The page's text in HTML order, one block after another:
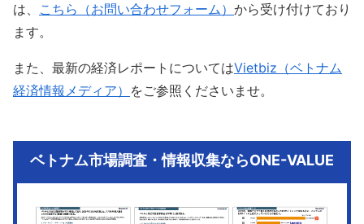
は、 こちら（お問い合わせフォーム） から受け付けており
ます。
また、最新の経済レポートについてはVietbiz（ベトナム
経済情報メディア） をご参照くださいませ。
ベトナム市場調査・情報収集ならONE-VALUE